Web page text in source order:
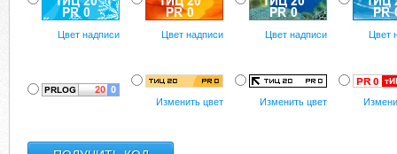
Цвет надписи Цвет надписи Цвет надписи Цвет
Изменить цвет Изменить цвет